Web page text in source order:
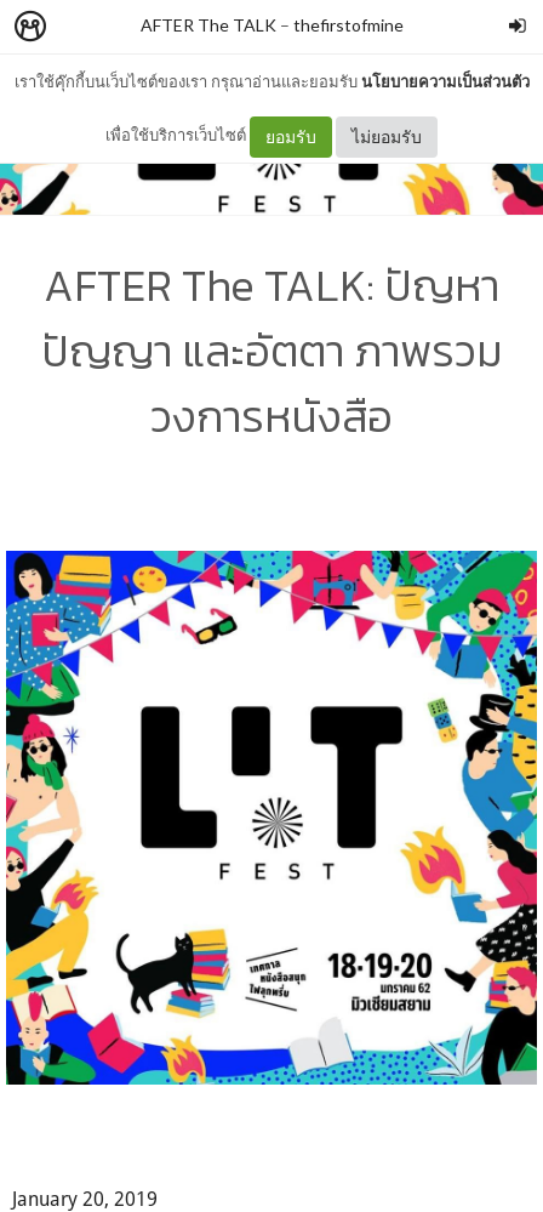
เราใช้คุ๊กกี้บนเว็บไซต์ของเรา กรุณาอ่านและยอมรับนโยบายความเป็นส่วนตัว
เพื่อใช้บริการเว็บไซต์ ยอมรับ ไม่ยอมรับ
AFTER The TALK– thefirstofmine
AFTER The TALK: ปัญหา
ปัญญา และอัตตา ภาพรวม
วงการหนังสือ
January 20, 2019